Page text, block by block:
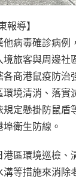
報導】
病毒確診病例
旅客與周邊社
商港鼠疫防治
境清消、落實
定懸掛防鼠盾
衛生防線。
區環境巡檢、
溝等措施來消除